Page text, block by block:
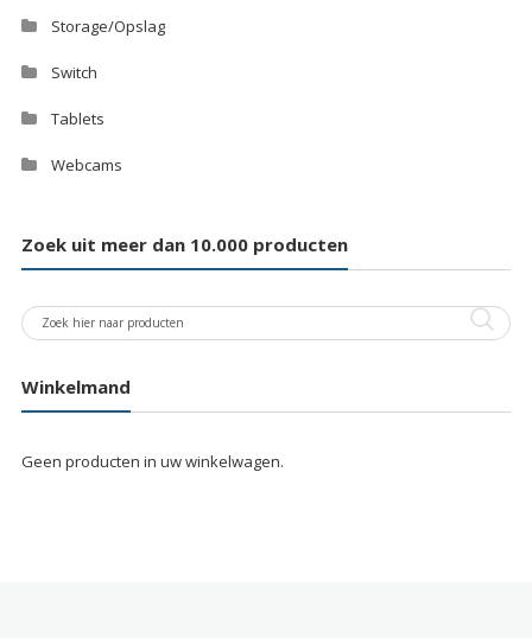
Storage/Opslag
Switch
Tablets
Webcams
Zoek uit meer dan 10.000 producten
Winkelmand
Geen producten in uw winkelwagen.